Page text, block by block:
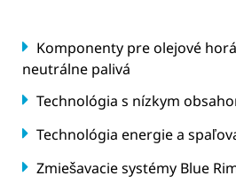
Komponenty pre olejové
neutrálne palivá
Technológia s nízkym
Technológia energie a
Zmiešavacie systémy Blue